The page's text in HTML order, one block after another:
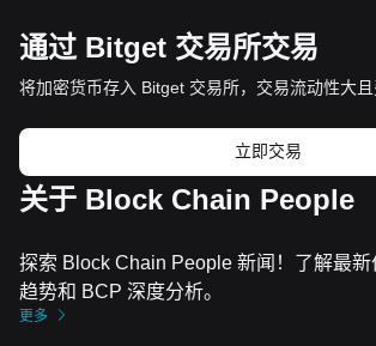
通过 Bitget 交易所交易
将加密货币存入 Bitget 交易所，交易流动性大
立即交易
关于 Block Chain People
探索 Block Chain People 新闻！了解最
趋势和 BCP 深度分析。
更多